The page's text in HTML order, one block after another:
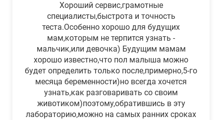
Хороший сервис,грамотные
специалисты,быстрота и точность
теста.Особенно хорошо для будущих
мам,которым не терпится узнать -
мальчик,или девочка) Будущим мамам
хорошо известно,что пол малыша можно
будет определить только после,примерно,5-го
месяца беременности)но всегда хочется
узнать,как разговаривать со своим
животиком)поэтому,обратившись в эту
лабораторию,можно на самых ранних сроках